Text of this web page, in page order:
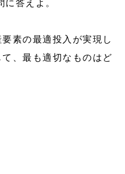
答えよ。
素の最適投入が実現し
、最も適切なものはど